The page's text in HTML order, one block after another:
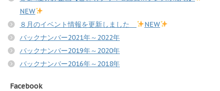
NEW
８月のイベント情報を更新しました
NEW
バックナンバー2021年～2022年
バックナンバー2019年～2020年
バックナンバー2016年～2018年
Facebook